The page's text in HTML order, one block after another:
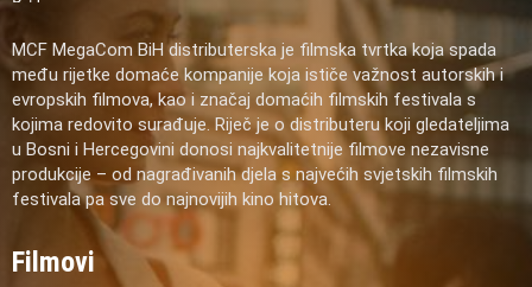
MCF MegaCom BiH distributerska je filmska tvrtka koja spada
među rijetke domaće kompanije koja ističe važnost autorskih i
evropskih filmova, kao i značaj domaćih filmskih festivala s
kojima redovito surađuje. Riječ je o distributeru koji gledateljima
u Bosni i Hercegovini donosi najkvalitetnije filmove nezavisne
produkcije – od nagrađivanih djela s najvećih svjetskih filmskih
festivala pa sve do najnovijih kino hitova.
Filmovi